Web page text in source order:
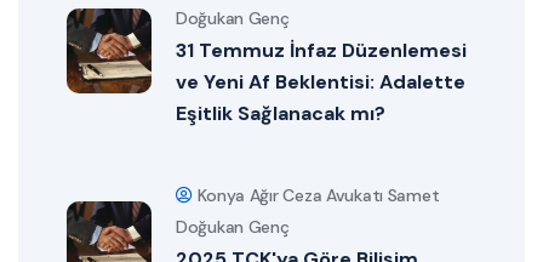
Doğukan Genç
31 Temmuz İnfaz Düzenlemesi
ve Yeni Af Beklentisi: Adalette
Eşitlik Sağlanacak mı?
Konya Ağır Ceza Avukatı Samet
Doğukan Genç